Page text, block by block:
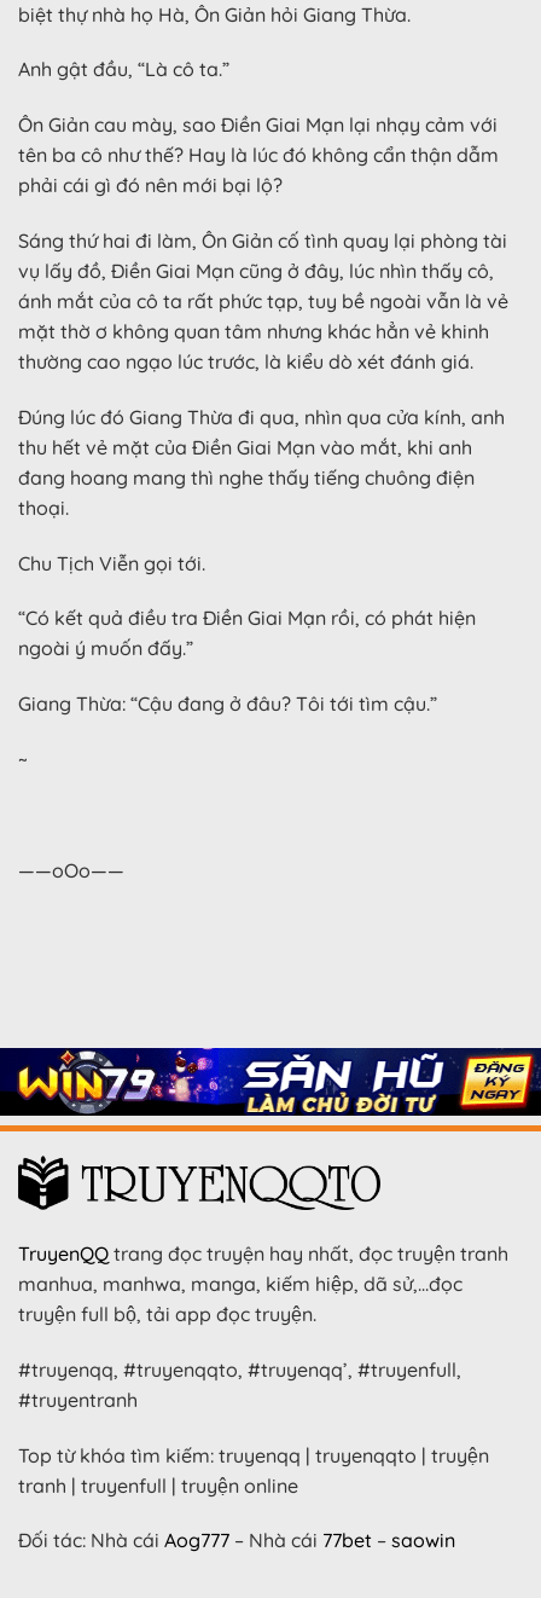
biệt thự nhà họ Hà, Ôn Giản hỏi Giang Thừa.
Anh gật đầu, “Là cô ta.”
Ôn Giản cau mày, sao Điền Giai Mạn lại nhạy cảm với
tên ba cô như thế? Hay là lúc đó không cẩn thận dẫm
phải cái gì đó nên mới bại lộ?
Sáng thứ hai đi làm, Ôn Giản cố tình quay lại phòng tài
vụ lấy đồ, Điền Giai Mạn cũng ở đây, lúc nhìn thấy cô,
ánh mắt của cô ta rất phức tạp, tuy bề ngoài vẫn là vẻ
mặt thờ ơ không quan tâm nhưng khác hẳn vẻ khinh
thường cao ngạo lúc trước, là kiểu dò xét đánh giá.
Đúng lúc đó Giang Thừa đi qua, nhìn qua cửa kính, anh
thu hết vẻ mặt của Điền Giai Mạn vào mắt, khi anh
đang hoang mang thì nghe thấy tiếng chuông điện
thoại.
Chu Tịch Viễn gọi tới.
“Có kết quả điều tra Điền Giai Mạn rồi, có phát hiện
ngoài ý muốn đấy.”
Giang Thừa: “Cậu đang ở đâu? Tôi tới tìm cậu.”
~
——oOo——
TruyenQQ trang đọc truyện hay nhất, đọc truyện tranh
manhua, manhwa, manga, kiếm hiệp, dã sử,…đọc
truyện full bộ, tải app đọc truyện.
#truyenqq, #truyenqqto, #truyenqq’, #truyenfull,
#truyentranh
Top từ khóa tìm kiếm: truyenqq | truyenqqto | truyện
tranh | truyenfull | truyện online
Đối tác: Nhà cái Aog777 – Nhà cái 77bet – saowin